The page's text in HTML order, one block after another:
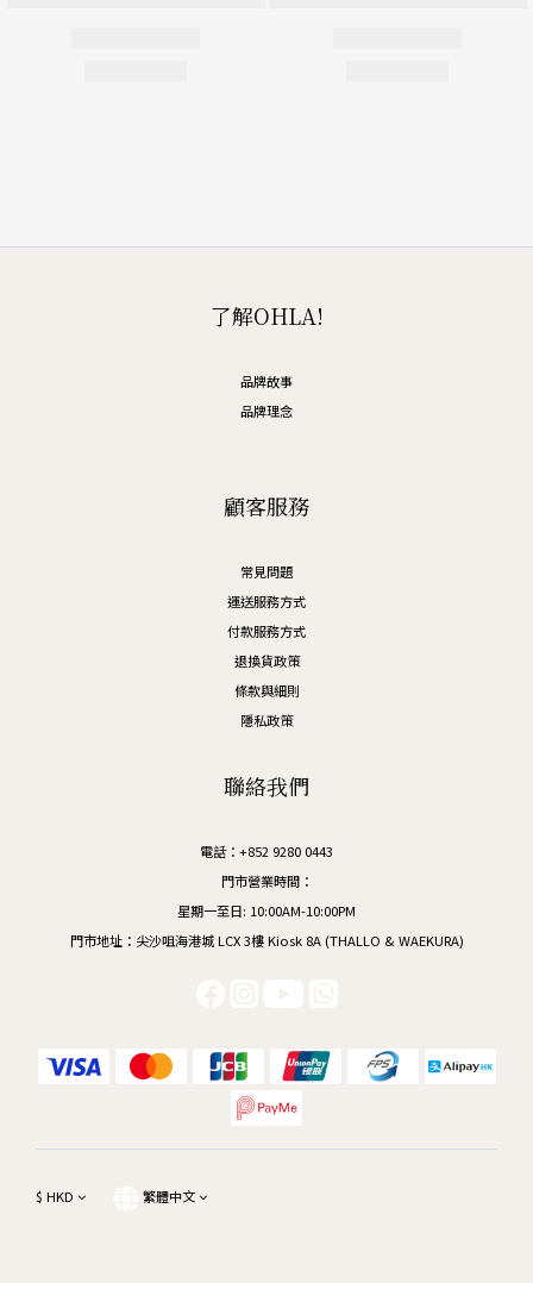
了解OHLA!
品牌故事
品牌理念
顧客服務
常見問題
運送服務方式
付款服務方式
退換貨政策
條款與細則
隱私政策
聯絡我們
電話：+852 9280 0443
門市營業時間：
星期一至日: 10:00AM-10:00PM
門市地址：尖沙咀海港城 LCX 3樓 Kiosk 8A (THALLO & WAEKURA)
$ HKD 繁體中文